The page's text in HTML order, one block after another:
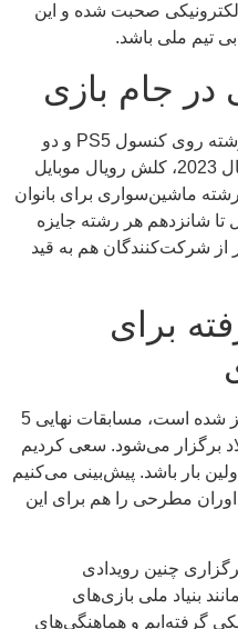
صحبت شده و این
تیم ملی باشد.
در جام بازی
5 رشته انتخابی وجود دارد که سه رشته روی کنسول PS5 و دو
رشته موبایلی ، فیفا 2023، ای فوتبال 2023، کلش رویال موبایل
رشته ماشین‌سواری برای بانوان
شانزدهم هر رشته جایزه
گرفت و به جز این به 35 نفر از شرکت‌کنندگان هم به قید
برای
دو سوله نمایشگاهی برج میلاد مجهز شده است، مسابقات نهایی 5
برگزار می‌شود. سعی کردیم
بار باشد. پیش‌بینی می‌کنیم
داوران مطرحی را هم برای این
چنین رویدادی
بنیاد ملی بازی‌های
گرفته‌ایم و هماهنگی‌های